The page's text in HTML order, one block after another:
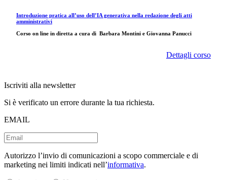
Introduzione pratica all’uso dell’IA generativa nella redazione degli atti
amministrativi
Corso on line in diretta a cura di Barbara Montini e Giovanna Panucci
Dettagli corso
Iscriviti alla newsletter
Si è verificato un errore durante la tua richiesta.
EMAIL
Autorizzo l’invio di comunicazioni a scopo commerciale e di
marketing nei limiti indicati nell’informativa.